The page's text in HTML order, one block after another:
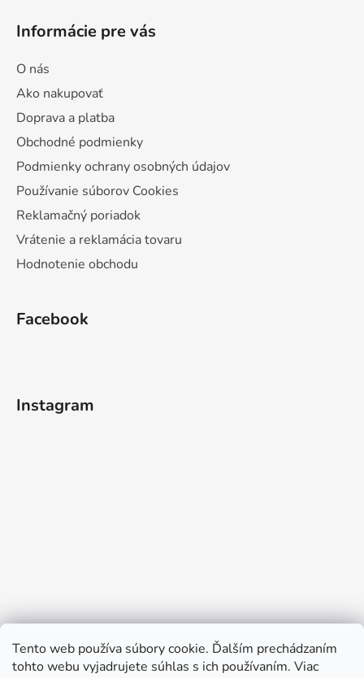
Tento web používa súbory cookie. Ďalším prechádzaním
tohto webu vyjadrujete súhlas s ich používaním. Viac
Informácie pre vás
O nás
Ako nakupovať
Doprava a platba
Obchodné podmienky
Podmienky ochrany osobných údajov
Používanie súborov Cookies
Reklamačný poriadok
Vrátenie a reklamácia tovaru
Hodnotenie obchodu
Facebook
Instagram